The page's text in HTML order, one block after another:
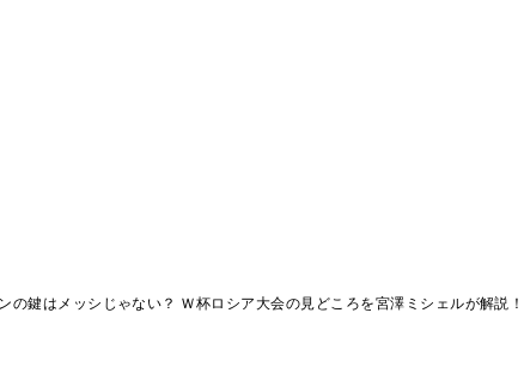
の鍵はメッシじゃない？ Ｗ杯ロシア大会の見どころを宮澤ミシェルが解説！